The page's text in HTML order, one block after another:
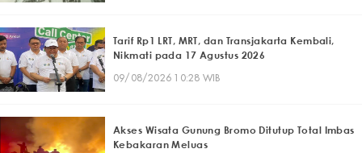
Tarif Rp1 LRT, MRT, dan Transjakarta Kembali,
Nikmati pada 17 Agustus 2026
09/08/2026 10:28 WIB
Akses Wisata Gunung Bromo Ditutup Total Imbas
Kebakaran Meluas